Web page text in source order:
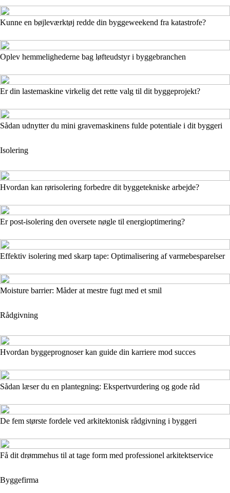
Kunne en bøjleværktøj redde din byggeweekend fra katastrofe?
Oplev hemmelighederne bag løfteudstyr i byggebranchen
Er din lastemaskine virkelig det rette valg til dit byggeprojekt?
Sådan udnytter du mini gravemaskinens fulde potentiale i dit byggeri
Isolering
Hvordan kan rørisolering forbedre dit byggetekniske arbejde?
Er post-isolering den oversete nøgle til energioptimering?
Effektiv isolering med skarp tape: Optimalisering af varmebesparelser
Moisture barrier: Måder at mestre fugt med et smil
Rådgivning
Hvordan byggeprognoser kan guide din karriere mod succes
Sådan læser du en plantegning: Ekspertvurdering og gode råd
De fem største fordele ved arkitektonisk rådgivning i byggeri
Få dit drømmehus til at tage form med professionel arkitektservice
Byggefirma